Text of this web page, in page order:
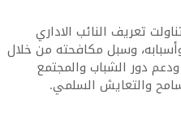
تعريف النائب الاداري
وسبل مكافحته من خلال
دور الشباب والمجتمع
والتعايش السلمي.